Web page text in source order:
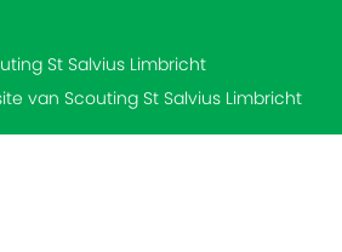
St Salvius Limbricht
van Scouting St Salvius Limbricht